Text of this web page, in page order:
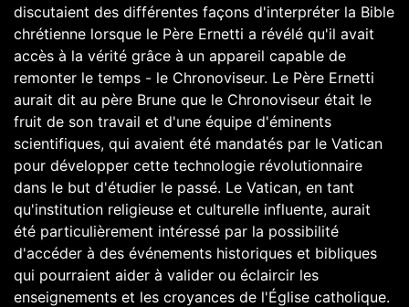
discutaient des différentes façons d'interpréter la Bible
chrétienne lorsque le Père Ernetti a révélé qu'il avait
accès à la vérité grâce à un appareil capable de
remonter le temps - le Chronoviseur. Le Père Ernetti
aurait dit au père Brune que le Chronoviseur était le
fruit de son travail et d'une équipe d'éminents
scientifiques, qui avaient été mandatés par le Vatican
pour développer cette technologie révolutionnaire
dans le but d'étudier le passé. Le Vatican, en tant
qu'institution religieuse et culturelle influente, aurait
été particulièrement intéressé par la possibilité
d'accéder à des événements historiques et bibliques
qui pourraient aider à valider ou éclaircir les
enseignements et les croyances de l'Église catholique.